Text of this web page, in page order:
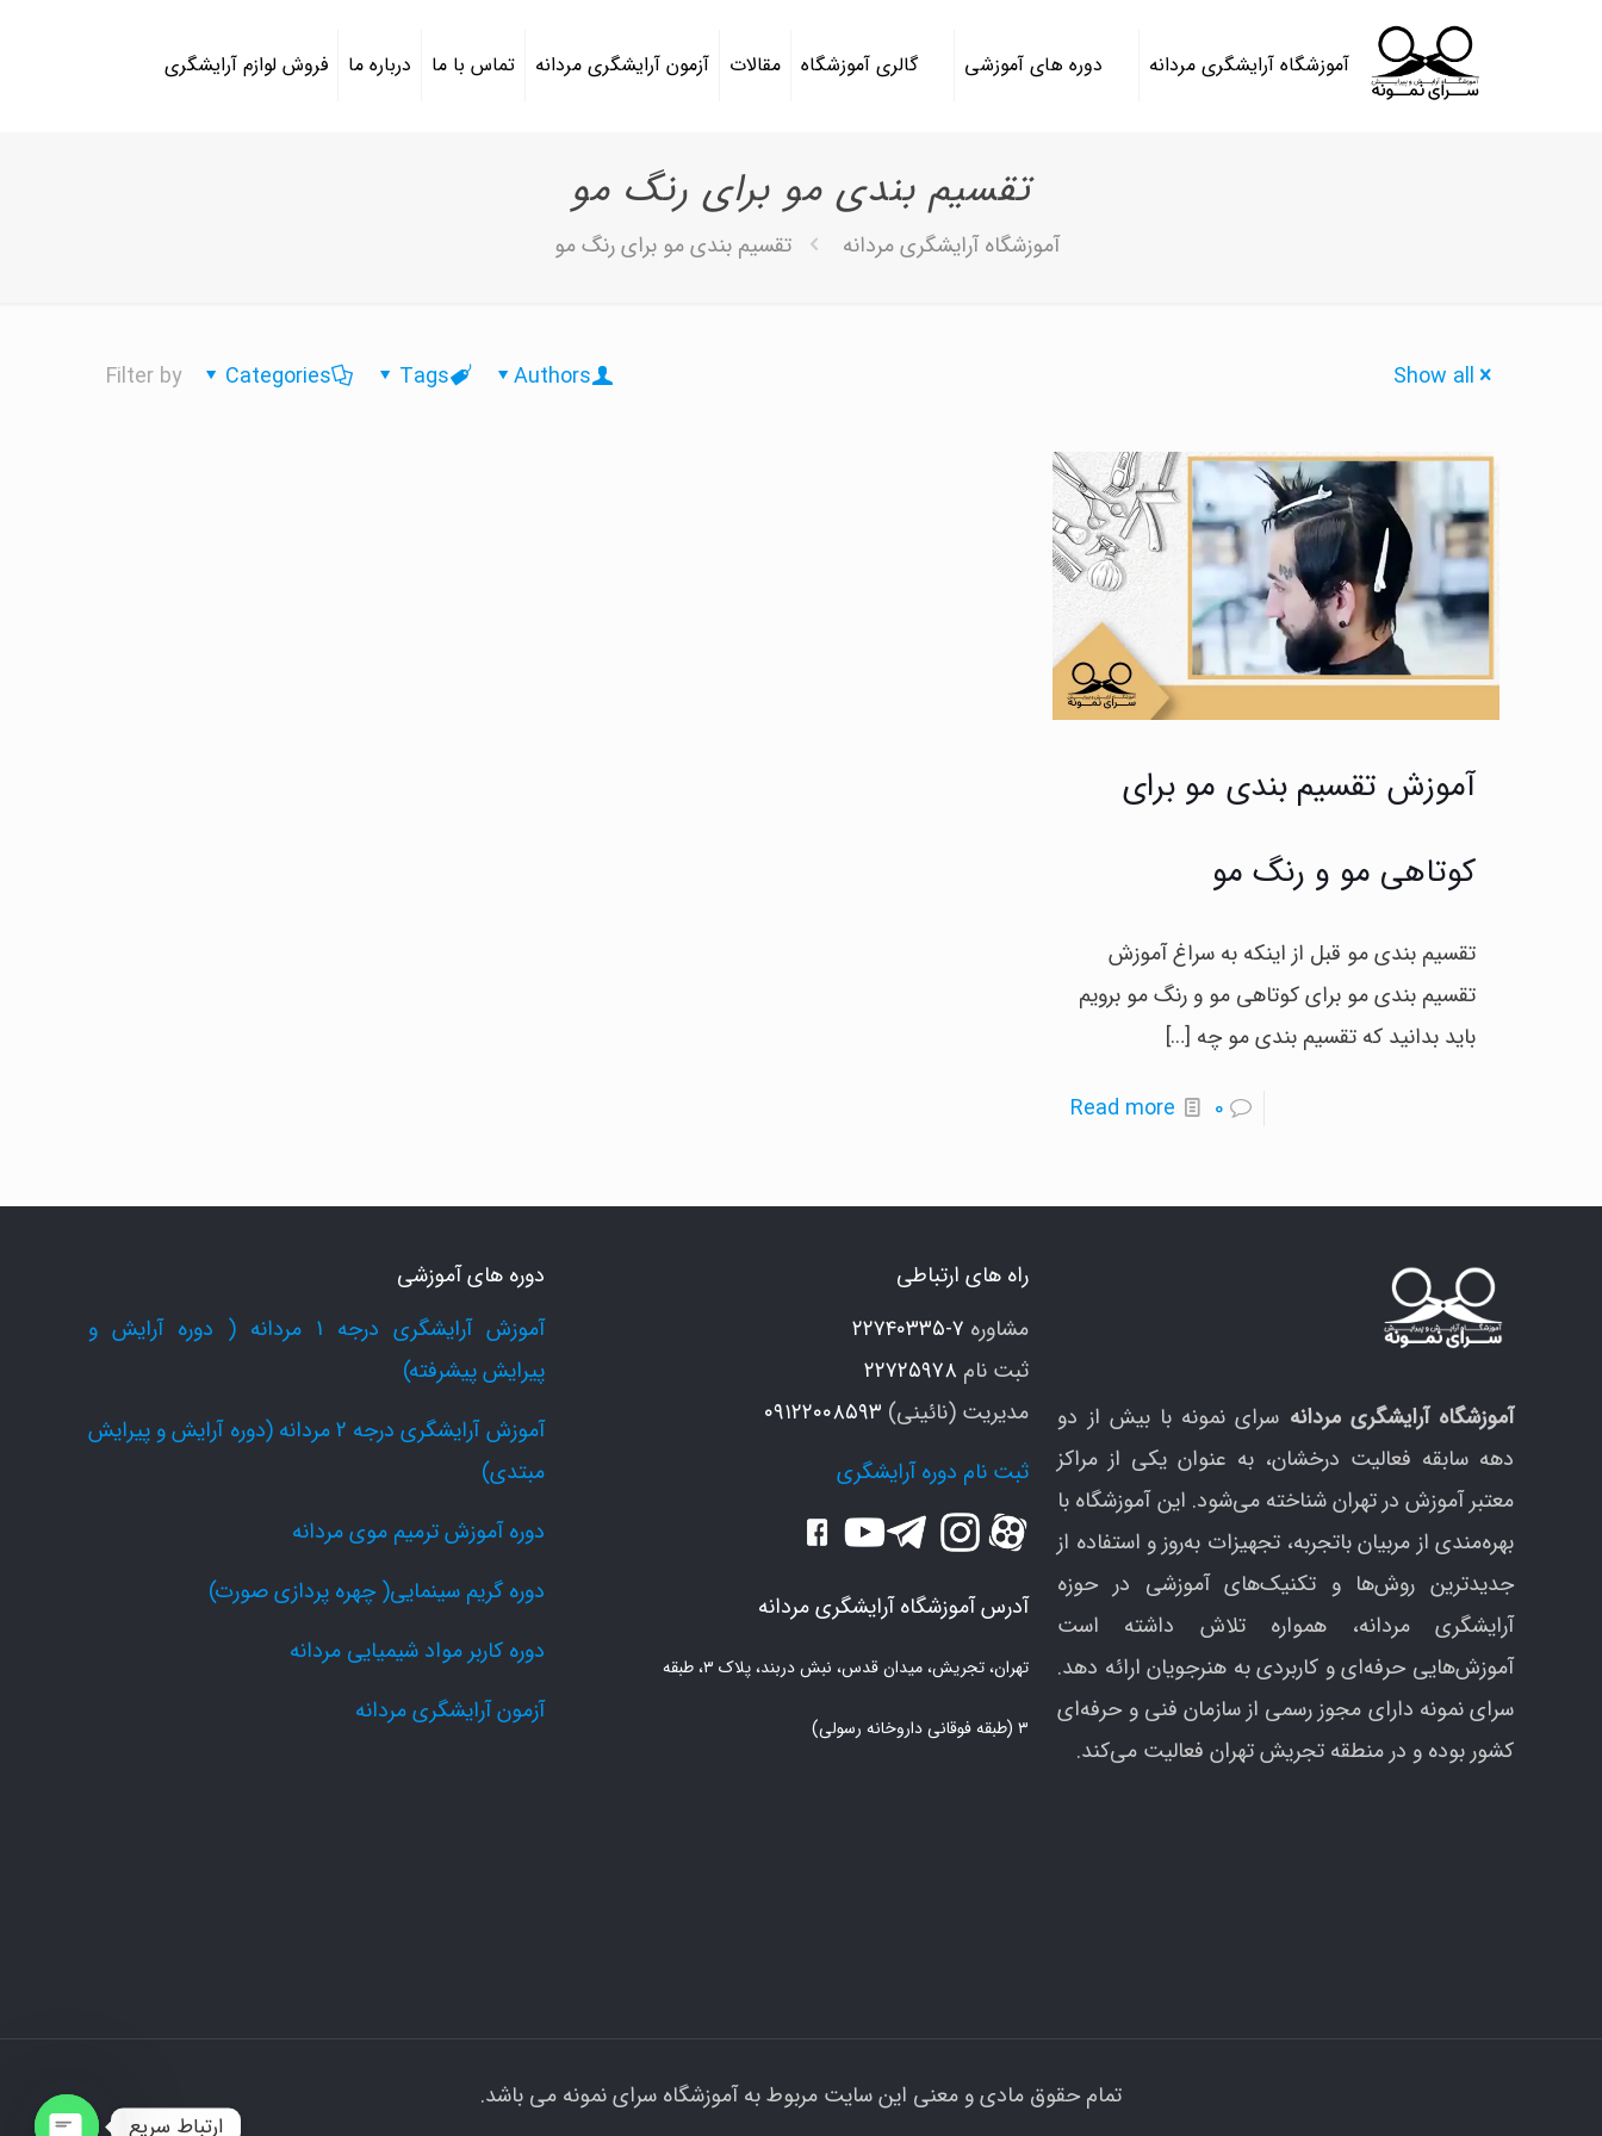
آموزشگاه آرایشگری مردانه دوره های آموزشی گالری آموزشگاه مقالات آزمون آرایشگری مردانه تماس با ما درباره ما فروش لوازم آرایشگری
تقسیم بندی مو برای رنگ مو
آموزشگاه آرایشگری مردانه تقسیم بندی مو برای رنگ مو
Filter by Categories Tags Authors Show all
آموزش تقسیم بندی مو برای
کوتاهی مو و رنگ مو
تقسیم بندی مو قبل از اینکه به سراغ آموزش
تقسیم بندی مو برای کوتاهی مو و رنگ مو برویم
باید بدانید که تقسیم بندی مو چه […]
0
Read more
-
بندی
کوتاهی
رنگ
مو
آموزشگاه آرایشگری مردانه سرای نمونه با بیش از دو
دهه سابقه فعالیت درخشان، به عنوان یکی از مراکز
معتبر آموزش در تهران شناخته می‌شود. این آموزشگاه با
بهره‌مندی از مربیان باتجربه، تجهیزات به‌روز و استفاده از
جدیدترین روش‌ها و تکنیک‌های آموزشی در حوزه
آرایشگری مردانه، همواره تلاش داشته است
آموزش‌هایی حرفه‌ای و کاربردی به هنرجویان ارائه دهد.
سرای نمونه دارای مجوز رسمی از سازمان فنی و حرفه‌ای
کشور بوده و در منطقه تجریش تهران فعالیت می‌کند.
راه های ارتباطی
مشاوره ۷-۲۲۷۴۰۳۳۵
ثبت نام ۲۲۷۲۵۹۷۸
مدیریت (نائینی) ۰۹۱۲۲۰۰۸۵۹۳
ثبت نام دوره آرایشگری
آدرس آموزشگاه آرایشگری مردانه
تهران، تجریش، میدان قدس، نبش دربند، پلاک ۳، طبقه
۳ (طبقه فوقانی داروخانه رسولی)
دوره های آموزشی
آموزش آرایشگری درجه 1 مردانه ( دوره آرایش و
پیرایش پیشرفته)
آموزش آرایشگری درجه 2 مردانه (دوره آرایش و پیرایش
مبتدی)
دوره آموزش ترمیم موی مردانه
دوره گریم سینمایی( چهره پردازی صورت)
دوره کاربر مواد شیمیایی مردانه
آزمون آرایشگری مردانه
تمام حقوق مادی و معنی این سایت مربوط به آموزشگاه سرای نمونه می باشد.
ارتباط سریع